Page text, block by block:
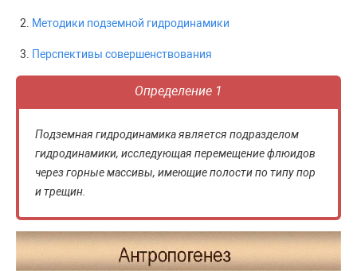
Методики подземной гидродинамики
Перспективы совершенствования
Определение 1
Подземная гидродинамика является подразделом
гидродинамики, исследующая перемещение флюидов
через горные массивы, имеющие полости по типу пор
и трещин.